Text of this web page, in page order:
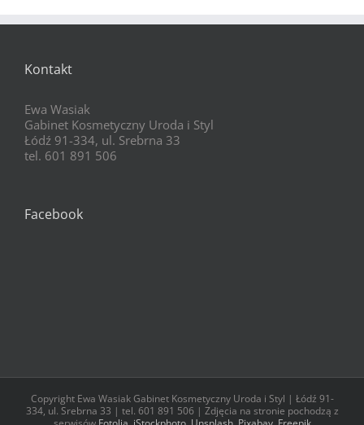
Kontakt
Ewa Wasiak
Gabinet Kosmetyczny Uroda i Styl
Łódź 91-334, ul. Srebrna 33
tel. 601 891 506
Facebook
Copyright Ewa Wasiak Gabinet Kosmetyczny Uroda i Styl | Łódź 91-
334, ul. Srebrna 33 | tel. 601 891 506 | Zdjęcia na stronie pochodzą z